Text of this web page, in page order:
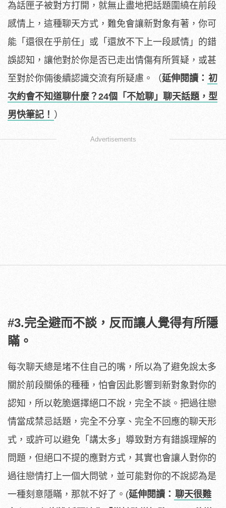
為話匣子被對方打開，就無止盡地把話題圍繞在前段
感情上，這種聊天方式，難免會讓新對象有著，你可
能「還很在乎前任」或「還放不下上一段感情」的錯
誤認知，讓他對於你是否已走出情傷有所質疑，或甚
至對於你倆後續認識交流有所疑慮。（延伸閱讀： 初
次約會不知道聊什麼？24個「不尬聊」聊天話題，型
男快筆記！ ）
Advertisements
#3.完全避而不談，反而讓人覺得有所隱
瞞。
每次聊天總是堵不住自己的嘴，所以為了避免說太多
關於前段關係的種種，怕會因此影響到新對象對你的
認知，所以乾脆選擇絕口不說，完全不談。把過往戀
情當成禁忌話題，完全不分享、完全不回應的聊天形
式，或許可以避免「講太多」導致對方有錯誤理解的
問題，但絕口不提的應對方式，其實也會讓人對你的
過往戀情打上一個大問號，並可能對你的不說認為是
一種刻意隱瞞，那就不好了。(延伸閱讀： 聊天很難